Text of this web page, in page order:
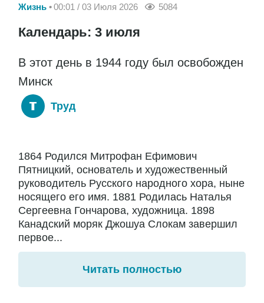
Жизнь 00:01 / 03 Июля 2026 5084
Календарь: 3 июля
В этот день в 1944 году был освобожден
Минск
Труд
1864 Родился Митрофан Ефимович
Пятницкий, основатель и художественный
руководитель Русского народного хора, ныне
носящего его имя. 1881 Родилась Наталья
Сергеевна Гончарова, художница. 1898
Канадский моряк Джошуа Слокам завершил
первое...
Читать полностью